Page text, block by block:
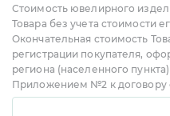
Стоимость ювелирного
Товара без учета стоимости
Окончательная стоимость
регистрации покупателя,
региона (населенного
Приложением №2 к договору